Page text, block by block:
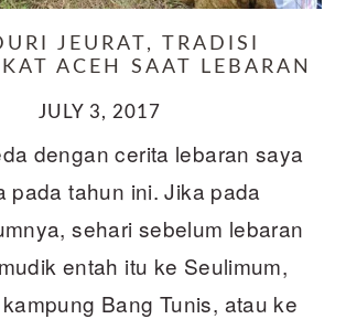
JEURAT, TRADISI
ACEH SAAT LEBARAN
JULY 3, 2017
dengan cerita lebaran saya
pada tahun ini. Jika pada
sehari sebelum lebaran
entah itu ke Seulimum,
Bang Tunis, atau ke